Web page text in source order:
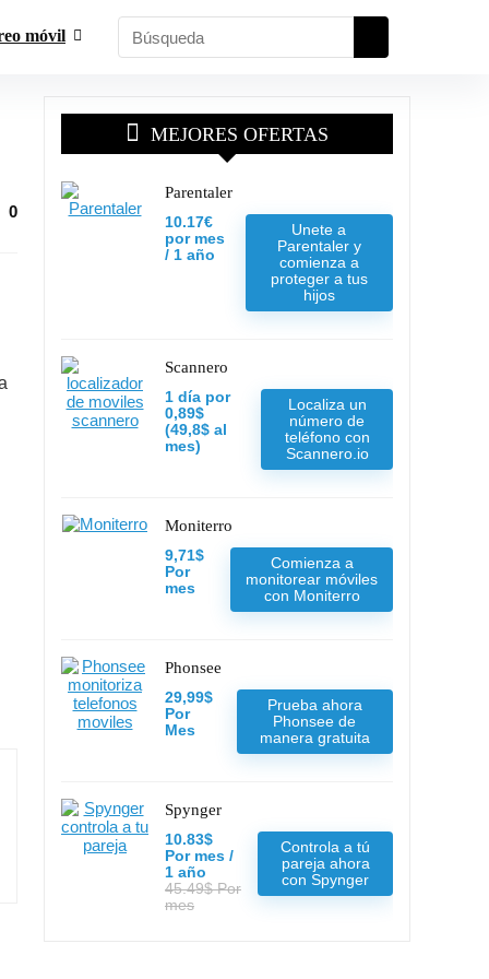
móvil
0
MEJORES OFERTAS
Parentaler
10.17€
por mes
/ 1 año
Unete a
Parentaler y
comienza a
proteger a tus
hijos
Scannero
1 día por
0,89$
(49,8$ al
mes)
Localiza un
número de
teléfono con
Scannero.io
Moniterro
9,71$
Por
mes
Comienza a
monitorear móviles
con Moniterro
Phonsee
29,99$
Por
Mes
Prueba ahora
Phonsee de
manera gratuita
Spynger
10.83$
Por mes /
1 año
45.49$ Por
mes
Controla a tú
pareja ahora
con Spynger